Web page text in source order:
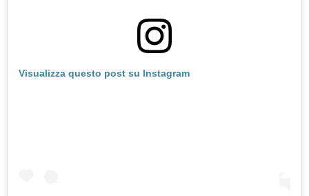
Visualizza questo post su Instagram